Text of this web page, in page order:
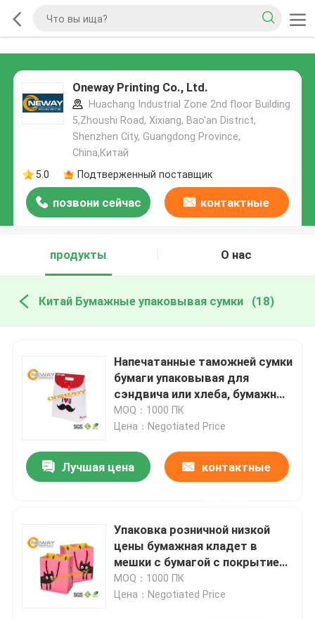
Oneway Printing Co., Ltd.
Huachang Industrial Zone 2nd floor Building
5,Zhoushi Road, Xixiang, Bao'an District,
Shenzhen City, Guangdong Province,
China,Китай
5.0
Подтверженный поставщик
позвони сейчас контактные
продукты
О нас
Китай Бумажные упаковывая сумки (18)
Напечатанные таможней сумки
бумаги упаковывая для
сэндвича или хлеба, бумажных
мешков Крафт
MOQ：1000 ПК
Цена：Negotiated Price
Лучшая цена контактные
Упаковка розничной низкой
цены бумажная кладет в
мешки с бумагой с покрытием
210гсм К2С
MOQ：1000 ПК
Цена：Negotiated Price